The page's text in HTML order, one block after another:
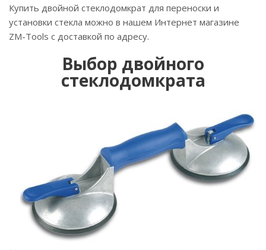
Купить двойной стеклодомкрат для переноски и
установки стекла можно в нашем Интернет магазине
ZM-Tools с доставкой по адресу.
Выбор двойного
стеклодомкрата